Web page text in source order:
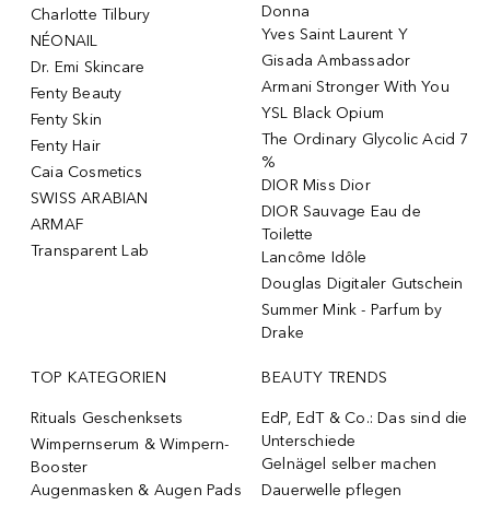
Charlotte Tilbury
NÉONAIL
Dr. Emi Skincare
Fenty Beauty
Fenty Skin
Fenty Hair
Caia Cosmetics
SWISS ARABIAN
ARMAF
Transparent Lab
Donna
Yves Saint Laurent Y
Gisada Ambassador
Armani Stronger With You
YSL Black Opium
The Ordinary Glycolic Acid 7
%
DIOR Miss Dior
DIOR Sauvage Eau de
Toilette
Lancôme Idôle
Douglas Digitaler Gutschein
Summer Mink - Parfum by
Drake
TOP KATEGORIEN
Rituals Geschenksets
Wimpernserum & Wimpern-
Booster
Augenmasken & Augen Pads
BEAUTY TRENDS
EdP, EdT & Co.: Das sind die
Unterschiede
Gelnägel selber machen
Dauerwelle pflegen